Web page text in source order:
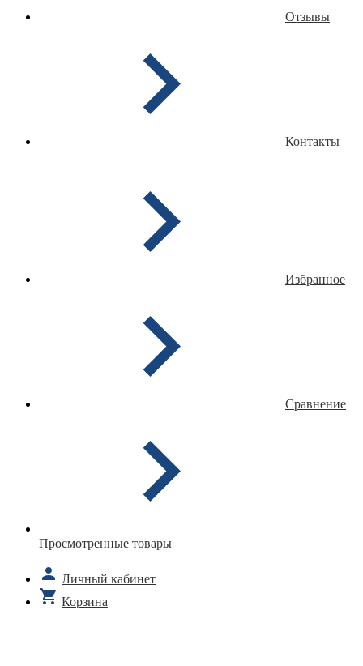
Отзывы
Контакты
Избранное
Сравнение
Просмотренные товары
Личный кабинет
Корзина